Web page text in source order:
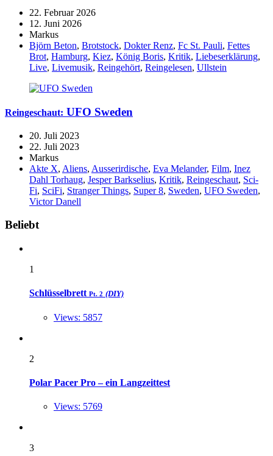
22. Februar 2026
12. Juni 2026
Markus
Björn Beton, Brotstock, Dokter Renz, Fc St. Pauli, Fettes
Brot, Hamburg, Kiez, König Boris, Kritik, Liebeserklärung,
Live, Livemusik, Reingehört, Reingelesen, Ullstein
Reingeschaut: UFO Sweden
20. Juli 2023
22. Juli 2023
Markus
Akte X, Aliens, Ausserirdische, Eva Melander, Film, Inez
Dahl Torhaug, Jesper Barkselius, Kritik, Reingeschaut, Sci-
Fi, SciFi, Stranger Things, Super 8, Sweden, UFO Sweden,
Victor Danell
Widgets
Beliebt
1
Schlüsselbrett Pt. 2 (DIY)
Views: 5857
2
Polar Pacer Pro – ein Langzeittest
Views: 5769
3